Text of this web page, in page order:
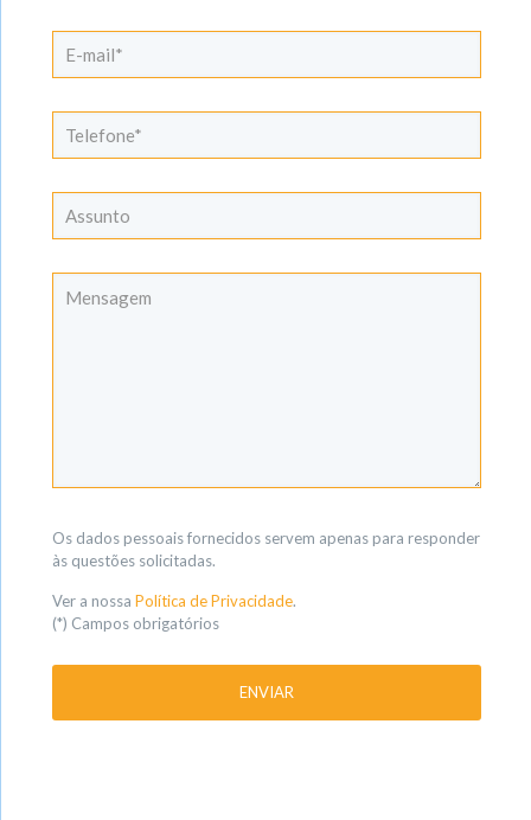
Os dados pessoais fornecidos servem apenas para responder
às questões solicitadas.
Ver a nossa Política de Privacidade.
(*) Campos obrigatórios